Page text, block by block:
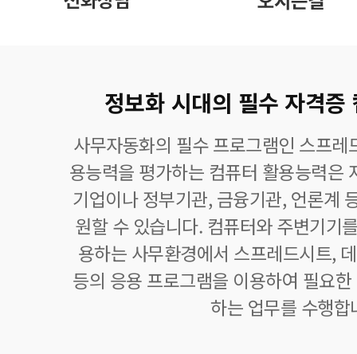
정보화 시대의 필수 자격증
사무자동화의 필수 프로그램인 스프
용능력을 평가하는 컴퓨터 활용능력은
기업이나 정부기관, 금융기관, 언론계
원할 수 있습니다. 컴퓨터와 주변기기
용하는 사무환경에서 스프레드시트,
등의 응용 프로그램을 이용하여 필요
하는 업무를 수행합